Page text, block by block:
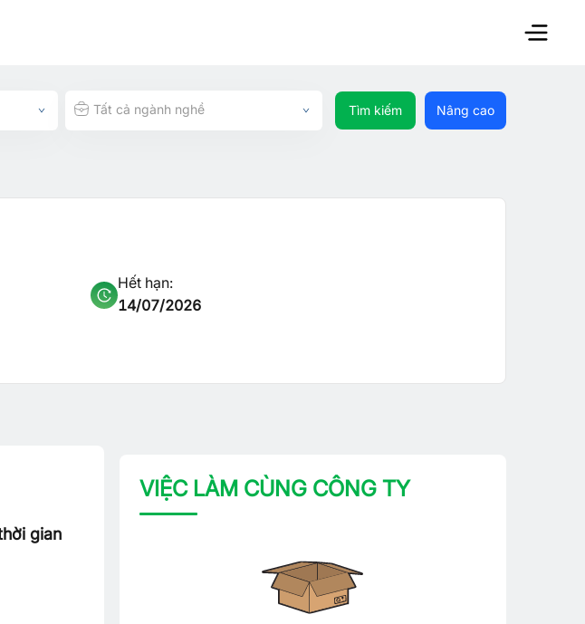
Tất cả ngành nghề Tìm kiếm Nâng cao
Hết hạn:
14/07/2026
gian
VIỆC LÀM CÙNG CÔNG TY